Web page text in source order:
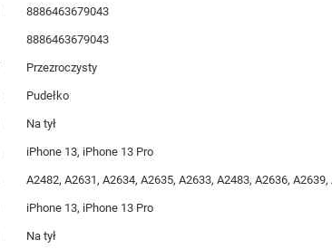
8886463679043
8886463679043
Przezroczysty
Pudełko
Na tył
iPhone 13, iPhone 13 Pro
A2482, A2631, A2634, A2635, A2633, A2483, A2636,
iPhone 13, iPhone 13 Pro
Na tył